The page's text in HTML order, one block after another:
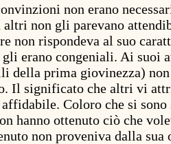
non erano
altri non gli parevano
non rispondeva al suo
gli erano congeniali. Ai suoi
della prima giovinezza)
Il significato che altri vi
affidabile. Coloro che si
hanno ottenuto ciò che
non proveniva dalla sua